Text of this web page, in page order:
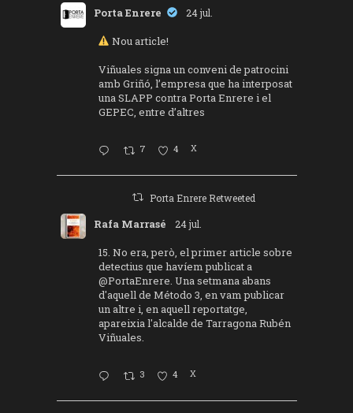
Porta Enrere 24 jul.
Nou article!
Viñuales signa un conveni de patrocini
amb Griñó, l’empresa que ha interposat
una SLAPP contra Porta Enrere i el
GEPEC, entre d’altres
7 4 X
Porta Enrere Retweeted
Rafa Marrasé 24 jul.
15. No era, però, el primer article sobre
detectius que havíem publicat a
@PortaEnrere. Una setmana abans
d'aquell de Método 3, en vam publicar
un altre i, en aquell reportatge,
apareixia l'alcalde de Tarragona Rubén
Viñuales.
3 4 X